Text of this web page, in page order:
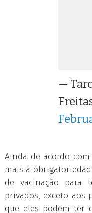
—
Ainda de acordo
mais a
de vacinação para
privados, exceto aos
que eles podem ter